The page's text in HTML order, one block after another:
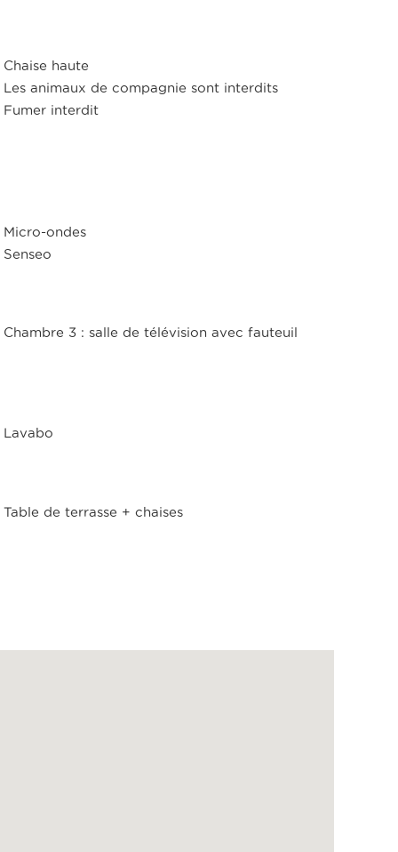
Chaise haute
Les animaux de compagnie sont interdits
Fumer interdit
Micro-ondes
Senseo
Chambre 3 : salle de télévision avec fauteuil
Lavabo
Table de terrasse + chaises